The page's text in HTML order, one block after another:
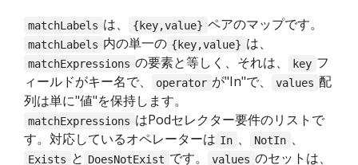
matchLabels は、 {key,value} ペアのマップです。
matchLabels 内の単一の {key,value} は、
matchExpressions の要素と等しく、それは、 key フ
ィールドがキー名で、
operator が"In"で、 values 配
列は単に"値"を保持します。
matchExpressions はPodセレクター要件のリストで
す。対応しているオペレーターは In 、 NotIn 、
Exists と DoesNotExist です。 values のセットは、